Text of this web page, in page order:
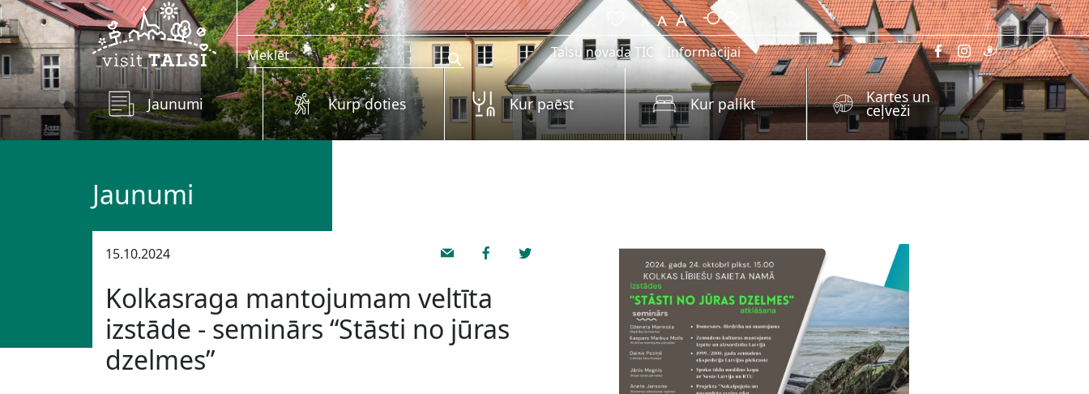
Skip to main content
Talsu novada TIC Informācijai
Jaunumi Kurp doties Kur paēst Kur palikt Kartes un
ceļveži
Jaunumi
15.10.2024
Kolkasraga mantojumam veltīta
izstāde - seminārs “Stāsti no jūras
dzelmes”